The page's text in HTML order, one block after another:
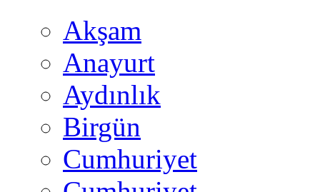
Akşam
Anayurt
Aydınlık
Birgün
Cumhuriyet